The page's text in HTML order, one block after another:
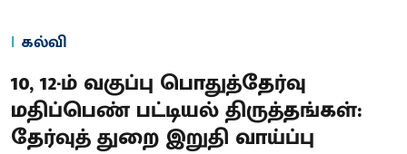
கல்வி
10, 12-ம் வகுப்பு பொதுத்தேர்வு
மதிப்பெண் பட்டியல் திருத்தங்கள்:
தேர்வுத் துறை இறுதி வாய்ப்பு